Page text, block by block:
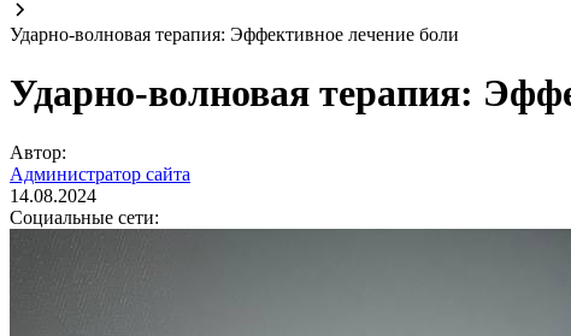
Ударно-волновая терапия: Эффективное лечение боли
Ударно-волновая терапия:
Автор:
Администратор сайта
14.08.2024
Социальные сети: